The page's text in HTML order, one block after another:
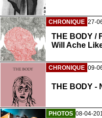
CHRONIQUE 27-
THE BODY /
Will Ache
CHRONIQUE 09-
THE BODY -
PHOTOS 08-04-